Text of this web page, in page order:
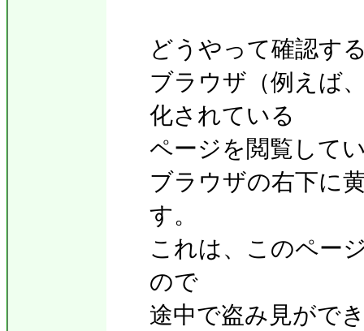
どうやって確認す
ブラウザ（例えば
化されている
ページを閲覧して
ブラウザの右下に
す。
これは、このペー
ので
途中で盗み見がで